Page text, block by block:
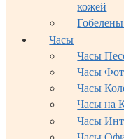
кожей
Часы
Часы
Часы
Часы
Часы на
Часы